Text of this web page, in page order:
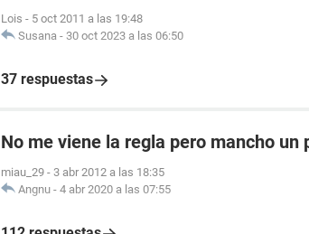
Lois - 5 oct 2011 a las 19:48
Susana - 30 oct 2023 a las 06:50
37 respuestas
No me viene la regla pero mancho un
miau_29 - 3 abr 2012 a las 18:35
Angnu - 4 abr 2020 a las 07:55